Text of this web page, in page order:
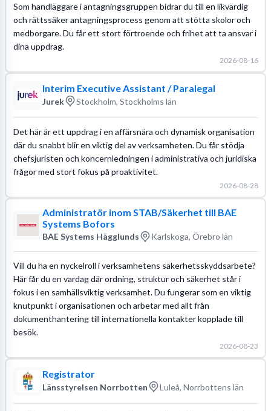
Som handläggare i antagningsgruppen bidrar du till en likvärdig
och rättssäker antagningsprocess genom att stötta skolor och
medborgare. Du får ett stort förtroende och frihet att ta ansvar i
dina uppdrag.
2026-08-16
Interim Executive Assistant / Paralegal
Jurek Stockholm, Stockholms län
Det här är ett uppdrag i en affärsnära och dynamisk organisation
där du snabbt blir en viktig del av verksamheten. Du får stödja
chefsjuristen och koncernledningen i administrativa och juridiska
frågor med stort fokus på proaktivitet.
2026-08-28
Administratör inom STAB/Säkerhet till BAE
Systems Bofors
BAE Systems Hägglunds Karlskoga, Örebro län
Vill du ha en nyckelroll i verksamhetens säkerhetsskyddsarbete?
Här får du en vardag där ordning, struktur och säkerhet står i
fokus i en samhällsviktig verksamhet. Du fungerar som en viktig
knutpunkt i organisationen och arbetar med allt från
dokumenthantering till internationella kontakter kopplade till
besök.
2026-08-23
Registrator
Länsstyrelsen Norrbotten Luleå, Norrbottens län